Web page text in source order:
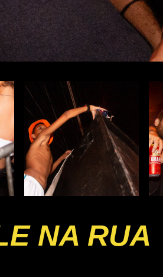
NA RUA